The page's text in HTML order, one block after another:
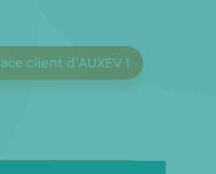
client d’AUXEV 1